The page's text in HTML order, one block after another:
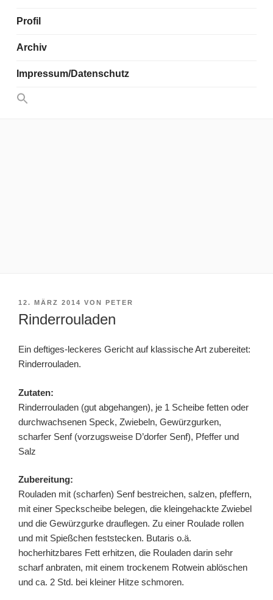
Profil
Archiv
Impressum/Datenschutz
Search
for:
VERÖFFENTLICHT
AM
12. MÄRZ 2014 VON PETER
Rinderrouladen
Ein deftiges-leckeres Gericht auf klassische Art zubereitet:
Rinderrouladen.
Zutaten:
Rinderrouladen (gut abgehangen), je 1 Scheibe fetten oder
durchwachsenen Speck, Zwiebeln, Gewürzgurken,
scharfer Senf (vorzugsweise D’dorfer Senf), Pfeffer und
Salz
Zubereitung:
Rouladen mit (scharfen) Senf bestreichen, salzen, pfeffern,
mit einer Speckscheibe belegen, die kleingehackte Zwiebel
und die Gewürzgurke drauflegen. Zu einer Roulade rollen
und mit Spießchen feststecken. Butaris o.ä.
hocherhitzbares Fett erhitzen, die Rouladen darin sehr
scharf anbraten, mit einem trockenem Rotwein ablöschen
und ca. 2 Std. bei kleiner Hitze schmoren.